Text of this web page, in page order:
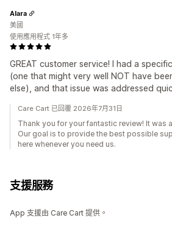
GREAT customer service! I had a
(one that might very well NOT have
else), and that issue was addressed
Alara
美國
使用應用程式 1年多
Care Cart 已回覆 2026年7月31日
Thank you for your fantastic review! It was
Our goal is to provide the best possible
here whenever you need us.
支援服務
App 支援由 Care Cart 提供。